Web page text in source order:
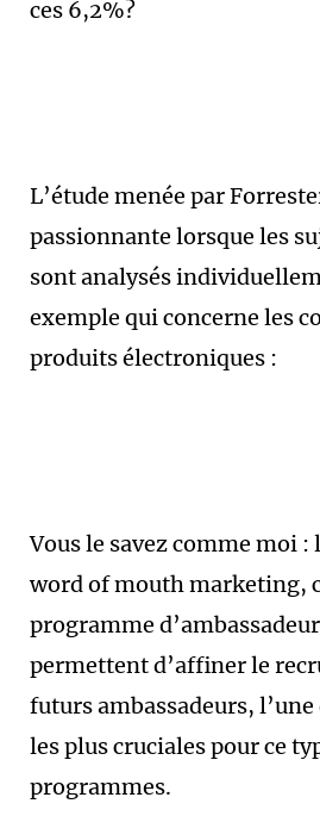
ces 6,2%?
L’étude menée par
passionnante lorsque les
sont analysés
exemple qui concerne les
produits électroniques :
Vous le savez comme moi :
word of mouth marketing,
programme
permettent d’affiner le
futurs ambassadeurs,
les plus cruciales pour ce
programmes.